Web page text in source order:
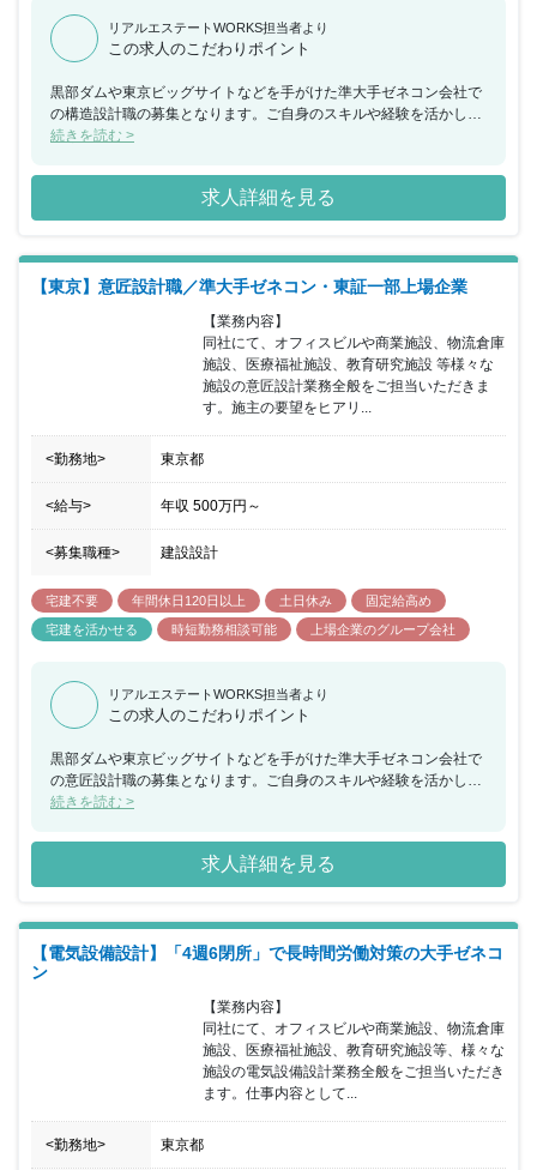
リアルエステートWORKS担当者より
この求人のこだわりポイント
黒部ダムや東京ビッグサイトなどを手がけた準大手ゼネコン会社で
の構造設計職の募集となります。ご自身のスキルや経験を活かして
キャリアステップを行うことが可能です。また、同社は「4週6閉
フト制で休暇を取得するだけでなく、現場自体を閉所することで、
協力会社社員も含めた業界全体の長時間労働改善の取り組みを行な
っています。その他にも、ワークライフバランスの実現のために、
女性活躍推進の一環として「けんせつ小町」活動の積極展開など、
全社を挙げて働き方改革を推進しております。
続きを読む >
求人詳細を見る
【東京】意匠設計職／準大手ゼネコン・東証一部上場企業
【業務内容】
同社にて、オフィスビルや商業施設、物流倉庫
施設、医療福祉施設、教育研究施設 等様々な
施設の意匠設計業務全般をご担当いただきま
す。施主の要望をヒアリ...
<勤務地> 東京都
<給与> 年収 500万円 ～
<募集職種> 建設設計
宅建不要 年間休日120日以上 土日休み
固定給高め
宅建を活かせる
時短勤務相談可能 上場企業のグループ会社
リアルエステートWORKS担当者より
この求人のこだわりポイント
黒部ダムや東京ビッグサイトなどを手がけた準大手ゼネコン会社で
の意匠設計職の募集となります。ご自身のスキルや経験を活かして
キャリアステップを行うことが可能です。また、同社は「4週６閉
フト制で休暇を取得するだけでなく、現場自体を閉所することで、
協力会社社員も含めた業界全体の長時間労働改善の取り組みを行な
っています。その他にも、ワークライフバランスの実現のために、
女性活躍推進の一環として「けんせつ小町」活動の積極展開など、
全社を挙げて働き方改革を推進しております。
続きを読む >
求人詳細を見る
【電気設備設計】「4週6閉所」で長時間労働対策の大手ゼネコ
ン
【業務内容】
同社にて、オフィスビルや商業施設、物流倉庫
施設、医療福祉施設、教育研究施設等、様々な
施設の電気設備設計業務全般をご担当いただき
ます。仕事内容として...
<勤務地> 東京都